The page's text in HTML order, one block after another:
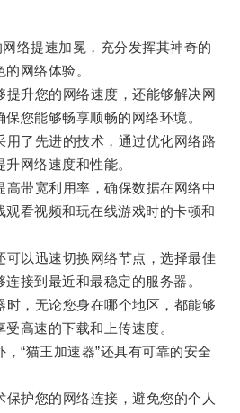
络提速加冕，充分发挥其神奇的
网络体验。
升您的网络速度，还能够解决网
您能够畅享顺畅的网络环境。
了先进的技术，通过优化网络路
网络速度和性能。
带宽利用率，确保数据在网络中
观看视频和玩在线游戏时的卡顿和
以迅速切换网络节点，选择最佳
接到最近和最稳定的服务器。
，无论您身在哪个地区，都能够
高速的下载和上传速度。
“猫王加速器”还具有可靠的安全
护您的网络连接，避免您的个人